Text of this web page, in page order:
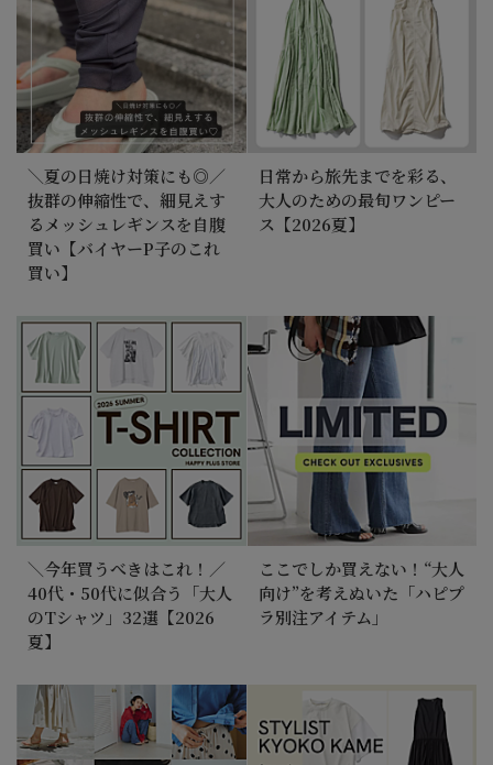
＼夏の日焼け対策にも◎／
抜群の伸縮性で、細見えす
るメッシュレギンスを自腹
買い【バイヤーP子のこれ
買い】
日常から旅先までを彩る、
大人のための最旬ワンピー
ス【2026夏】
＼今年買うべきはこれ！／
40代・50代に似合う「大人
のTシャツ」32選【2026
夏】
ここでしか買えない！“大人
向け”を考えぬいた「ハピプ
ラ別注アイテム」